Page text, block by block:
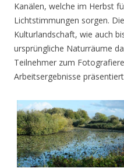
Kanälen, welche im Herbst
Lichtstimmungen sorgen.
Kulturlandschaft, wie auch
ursprüngliche Naturräume
Teilnehmer zum
Arbeitsergebnisse